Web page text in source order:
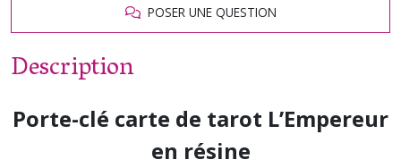
POSER UNE QUESTION
Description
Porte-clé carte de tarot L’Empereur
en résine